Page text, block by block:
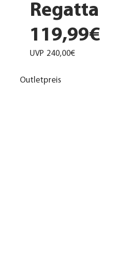
Regatta
119,99€
UVP 240,00€
Outletpreis